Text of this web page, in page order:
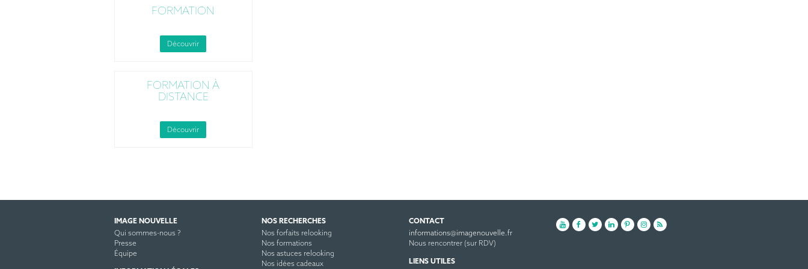
FORMATION
Découvrir
FORMATION À
DISTANCE
Découvrir
IMAGE NOUVELLE
Qui sommes-nous ?
Presse
Équipe
NOS RECHERCHES
Nos forfaits relooking
Nos formations
Nos astuces relooking
Nos idées cadeaux
CONTACT
informations@imagenouvelle.fr
Nous rencontrer (sur RDV)
LIENS UTILES